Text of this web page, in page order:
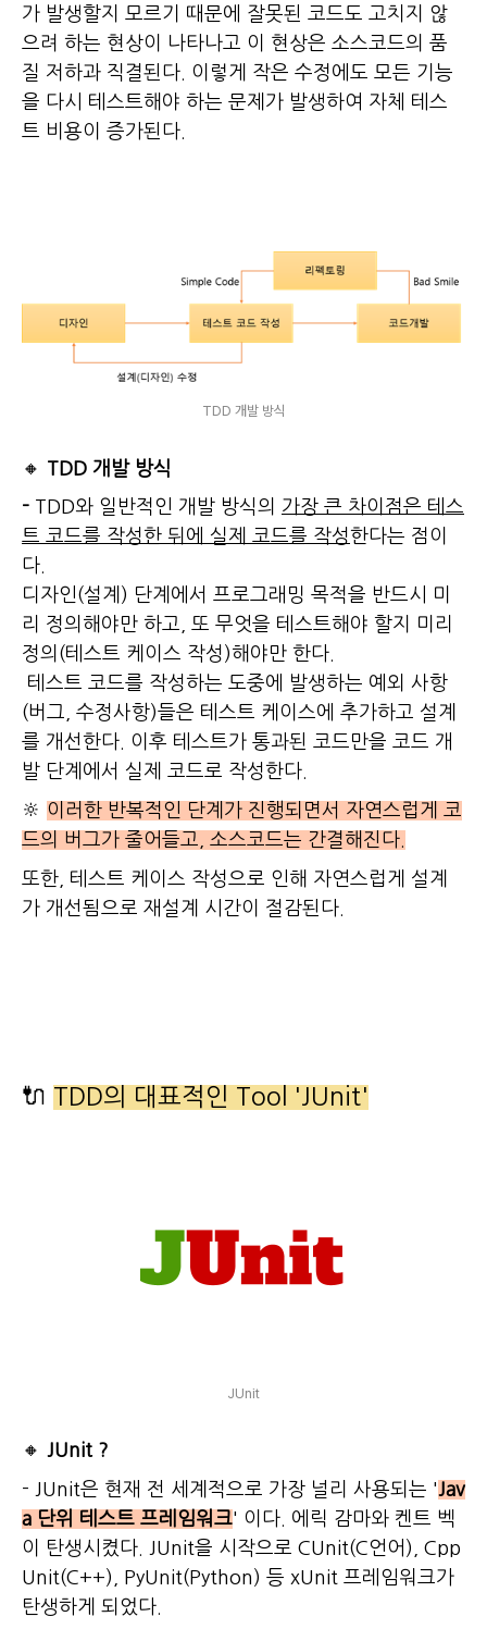
가 발생할지 모르기 때문에 잘못된 코드도 고치지 않
으려 하는 현상이 나타나고 이 현상은 소스코드의 품
질 저하과 직결된다. 이렇게 작은 수정에도 모든 기능
을 다시 테스트해야 하는 문제가 발생하여 자체 테스
트 비용이 증가된다.
TDD 개발 방식
🔸 TDD 개발 방식
-
TDD와 일반적인 개발 방식의 가장 큰 차이점은 테스
트 코드를 작성한 뒤에 실제 코드를 작성한다는 점이
다.
디자인(설계) 단계에서 프로그래밍 목적을 반드시 미
리 정의해야만 하고, 또 무엇을 테스트해야 할지 미리
정의(테스트 케이스 작성)해야만 한다.
테스트 코드를 작성하는 도중에 발생하는 예외 사항
(버그, 수정사항)들은 테스트 케이스에 추가하고 설계
를 개선한다. 이후 테스트가 통과된 코드만을 코드 개
발 단계에서 실제 코드로 작성한다.
🔆 이러한 반복적인 단계가 진행되면서 자연스럽게 코
드의 버그가 줄어들고, 소스코드는 간결해진다.
또한, 테스트 케이스 작성으로 인해 자연스럽게 설계
가 개선됨으로 재설계 시간이 절감된다.
🔌 TDD의 대표적인 Tool 'JUnit'
JUnit
🔸 JUnit ?
- JUnit은 현재 전 세계적으로 가장 널리 사용되는 'Jav
a 단위 테스트 프레임워크' 이다. 에릭 감마와 켄트 벡
이 탄생시켰다. JUnit을 시작으로 CUnit(C언어), Cpp
Unit(C++), PyUnit(Python) 등 xUnit 프레임워크가
탄생하게 되었다.